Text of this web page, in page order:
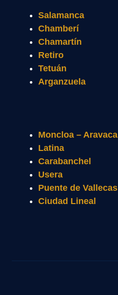
Salamanca
Chamberí
Chamartín
Retiro
Tetuán
Arganzuela
Moncloa – Aravaca
Latina
Carabanchel
Usera
Puente de Vallecas
Ciudad Lineal